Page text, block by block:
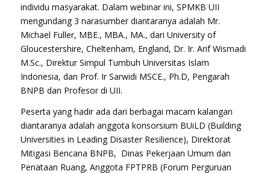
individu masyarakat. Dalam webinar ini, SPMKB UII
mengundang 3 narasumber diantaranya adalah Mr.
Michael Fuller, MBE., MBA., MA., dari University of
Gloucestershire, Cheltenham, England, Dr. Ir. Arif Wismadi
M.Sc., Direktur Simpul Tumbuh Universitas Islam
Indonesia, dan Prof. Ir Sarwidi MSCE., Ph.D, Pengarah
BNPB dan Profesor di UII.
Peserta yang hadir ada dari berbagai macam kalangan
diantaranya adalah anggota konsorsium BUiLD (Building
Universities in Leading Disaster Resilience), Direktorat
Mitigasi Bencana BNPB, Dinas Pekerjaan Umum dan
Penataan Ruang, Anggota FPTPRB (Forum Perguruan